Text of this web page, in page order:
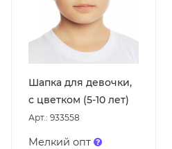
Шапка для девочки,
с цветком (5-10 лет)
Арт.: 933558
Мелкий опт